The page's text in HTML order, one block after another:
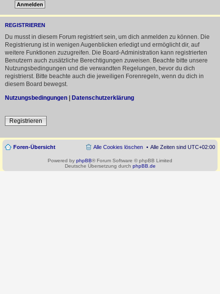
REGISTRIEREN
Du musst in diesem Forum registriert sein, um dich anmelden zu können. Die
Registrierung ist in wenigen Augenblicken erledigt und ermöglicht dir, auf
weitere Funktionen zuzugreifen. Die Board-Administration kann registrierten
Benutzern auch zusätzliche Berechtigungen zuweisen. Beachte bitte unsere
Nutzungsbedingungen und die verwandten Regelungen, bevor du dich
registrierst. Bitte beachte auch die jeweiligen Forenregeln, wenn du dich in
diesem Board bewegst.
Nutzungsbedingungen | Datenschutzerklärung
Registrieren
Foren-Übersicht Alle Zeiten sind UTC+02:00
Alle Cookies löschen
Powered by phpBB® Forum Software © phpBB Limited
Deutsche Übersetzung durch phpBB.de